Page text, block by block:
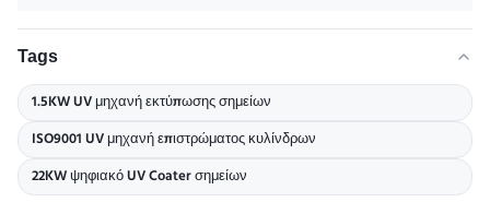
Tags
1.5KW UV μηχανή εκτύπωσης σημείων
ISO9001 UV μηχανή επιστρώματος κυλίνδρων
22KW ψηφιακό UV Coater σημείων